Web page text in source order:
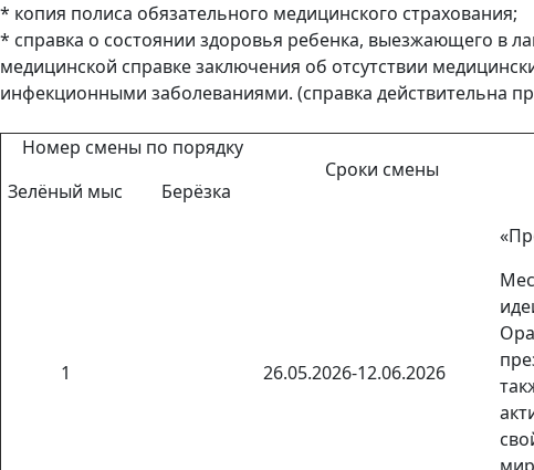
* копия полиса обязательного медицинского страхования;
* справка о состоянии здоровья ребенка, выезжающего в
медицинской справке заключения об отсутствии
инфекционными заболеваниями. (справка действительна
Номер смены по порядку
Сроки смены
Зелёный мыс
Берёзка
1 26.05.2026-12.06.2026